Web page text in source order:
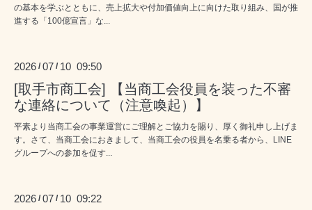
の基本を学ぶとともに、売上拡大や付加価値向上に向けた取り組み、国が推
進する「100億宣言」な...
2026 /07 / 10 09:50
[取手市商工会] 【当商工会役員を装った不審
な連絡について（注意喚起）】
平素より当商工会の事業運営にご理解とご協力を賜り、厚く御礼申し上げま
す。さて、当商工会におきまして、当商工会の役員を名乗る者から、LINE
グループへの参加を促す...
2026 /07 / 10 09:22